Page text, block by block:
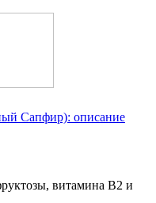
Сапфир): описание
витамина В2 и